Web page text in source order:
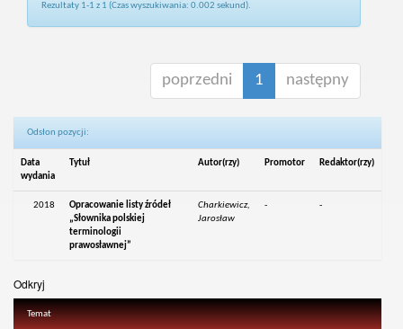
Rezultaty 1-1 z 1 (Czas wyszukiwania: 0.002 sekund).
poprzedni 1 następny
Odsłon pozycji:
Data
wydania
Tytuł Autor(rzy) Promotor Redaktor(rzy)
2018
Opracowanie listy źródeł
„Słownika polskiej
terminologii
prawosławnej”
Charkiewicz,
Jarosław
- -
Odkryj
Temat